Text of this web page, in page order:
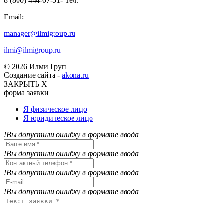
Email:
manager@ilmigroup.ru
ilmi@ilmigroup.ru
© 2026 Илми Груп
Создание сайта - akona.ru
ЗАКРЫТЬ Х
форма заявки
Я физическое лицо
Я юридическое лицо
!Вы допустили ошибку в формате ввода
!Вы допустили ошибку в формате ввода
!Вы допустили ошибку в формате ввода
!Вы допустили ошибку в формате ввода